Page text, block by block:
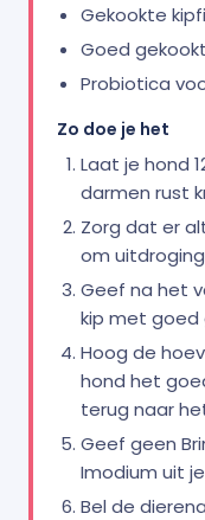
Gekookte
Goed
Probiotica
Zo doe je het
Laat je hond
darmen rust
Zorg dat er
om
Geef na het
kip met goed
Hoog de
hond het
terug naar
Geef geen
Imodium uit
Bel de